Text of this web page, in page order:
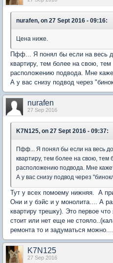
nurafen, on 27 Sept 2016 - 09:16:
Цена ниже.
Пфф... Я понял бы если на весь
квартиру, тем более на свою,
расположению подвода. Мне
А у вас снизу подвод через
nurafen
27 Sep 2016
K7N125, on 27 Sept 2016 - 09:37:
Пфф... Я понял бы если на весь
квартиру, тем более на свою, тем
расположению подвода. Мне
А у вас снизу подвод через
Тут у всех помоему нижняя. А
Они и у бэйс и у монолита.... А
квартиру трешку). Это первое
стоит или нет еще не
ремонта то и задуматься можно....
K7N125
27 Sep 2016